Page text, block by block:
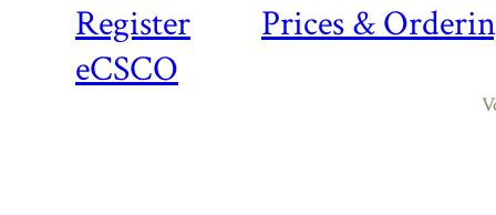
Register
Prices &
eCSCO